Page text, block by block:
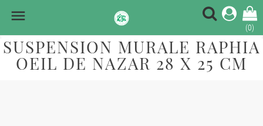

(0)
SUSPENSION MURALE RAPHIA
OEIL DE NAZAR 28 X 25 CM